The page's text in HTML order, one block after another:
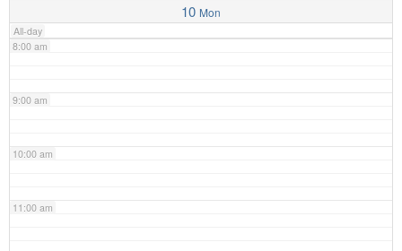
10 Mon
All-day
8:00 am
9:00 am
10:00 am
11:00 am